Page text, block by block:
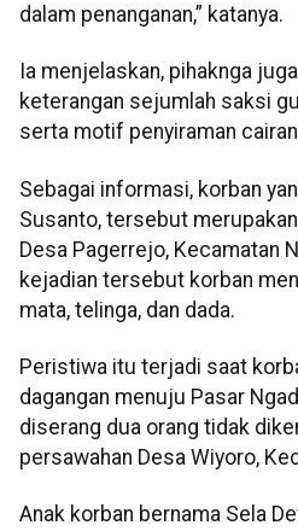
dalam penanganan,” katanya.
Ia menjelaskan, pihaknga
keterangan sejumlah saksi
serta motif penyiraman
Sebagai informasi, korban
Susanto, tersebut
Desa Pagerrejo, Kecamatan
kejadian tersebut korban
mata, telinga, dan dada.
Peristiwa itu terjadi saat
dagangan menuju Pasar
diserang dua orang tidak
persawahan Desa Wiyoro,
Anak korban bernama Sela